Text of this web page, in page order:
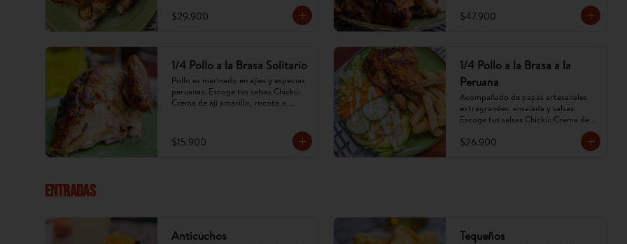
$29.900
(Imagen referencial, puede cambiar).
$47.900
1/4 Pollo a la Brasa Solitario
Pollo es marinado en ajíes y especias
peruanas. Escoge tus salsas Chickú:
Crema de ají amarillo, rocoto o
$15.900
1/4 Pollo a la Brasa a la
Peruana
Acompañado de papas artesanales
extragrandes, ensalada y salsas.
Escoge tus salsas Chickú: Crema de
(Imagen referencial, puede cambiar).
$26.900
ENTRADAS
Anticuchos Tequeños